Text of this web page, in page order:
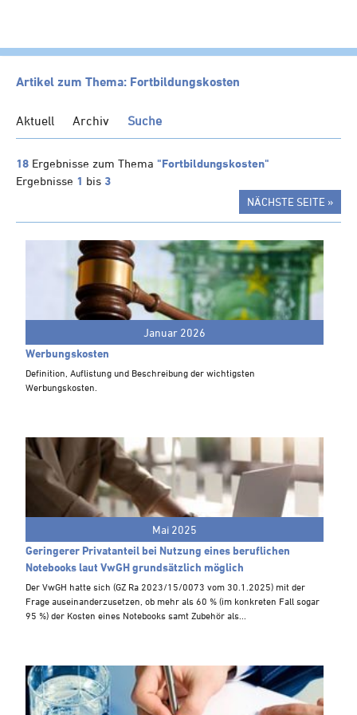
LEISTUNGEN
SERVICE
Klienten-Info
Management-Info
Ärzte-Info
Gastronomie-Info
Vermieter-Info
Landwirte-Info
Artikel zum Thema: Fortbildungskosten
Aktuell Archiv Suche
18 Ergebnisse zum Thema "Fortbildungskosten"
Ergebnisse 1 bis 3
NÄCHSTE SEITE »
Januar 2026
Werbungskosten
Definition, Auflistung und Beschreibung der wichtigsten
Werbungskosten.
Mai 2025
Geringerer Privatanteil bei Nutzung eines beruflichen
Notebooks laut VwGH grundsätzlich möglich
Der VwGH hatte sich (GZ Ra 2023/15/0073 vom 30.1.2025) mit der
Frage auseinanderzusetzen, ob mehr als 60 % (im konkreten Fall sogar
95 %) der Kosten eines Notebooks samt Zubehör als...